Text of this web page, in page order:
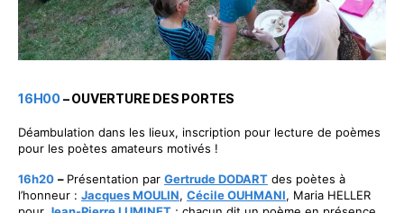
16H00– OUVERTURE DES PORTES
Déambulation dans les lieux, inscription pour lecture de poèmes
pour les poètes amateurs motivés !
16h20 – Présentation par Gertrude DODART des poètes à
l’honneur : Jacques MOULIN, Cécile OUHMANI, Maria HELLER